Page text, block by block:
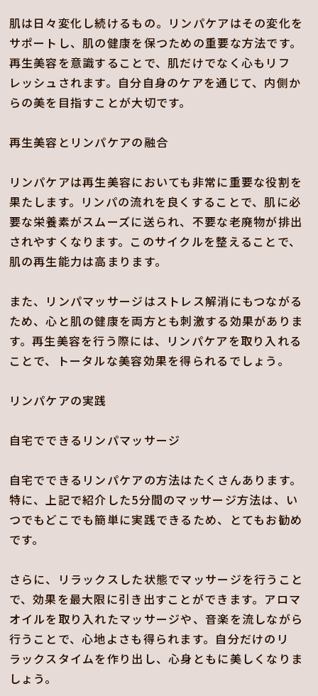
肌は日々変化し続けるもの。リンパケアはその変化を
サポートし、肌の健康を保つための重要な方法です。
再生美容を意識することで、肌だけでなく心もリフ
レッシュされます。自分自身のケアを通じて、内側か
らの美を目指すことが大切です。
再生美容とリンパケアの融合
リンパケアは再生美容においても非常に重要な役割を
果たします。リンパの流れを良くすることで、肌に必
要な栄養素がスムーズに送られ、不要な老廃物が排出
されやすくなります。このサイクルを整えることで、
肌の再生能力は高まります。
また、リンパマッサージはストレス解消にもつながる
ため、心と肌の健康を両方とも刺激する効果がありま
す。再生美容を行う際には、リンパケアを取り入れる
ことで、トータルな美容効果を得られるでしょう。
リンパケアの実践
自宅でできるリンパマッサージ
自宅でできるリンパケアの方法はたくさんあります。
特に、上記で紹介した5分間のマッサージ方法は、い
つでもどこでも簡単に実践できるため、とてもお勧め
です。
さらに、リラックスした状態でマッサージを行うこと
で、効果を最大限に引き出すことができます。アロマ
オイルを取り入れたマッサージや、音楽を流しながら
行うことで、心地よさも得られます。自分だけのリ
ラックスタイムを作り出し、心身ともに美しくなりま
しょう。